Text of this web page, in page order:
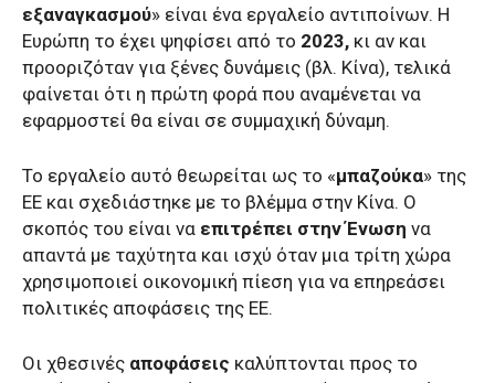
εξαναγκασμού» είναι ένα εργαλείο αντιποίνων. Η
Ευρώπη το έχει ψηφίσει από το 2023, κι αν και
προοριζόταν για ξένες δυνάμεις (βλ. Κίνα), τελικά
φαίνεται ότι η πρώτη φορά που αναμένεται να
εφαρμοστεί θα είναι σε συμμαχική δύναμη.
Το εργαλείο αυτό θεωρείται ως το «μπαζούκα» της
ΕΕ και σχεδιάστηκε με το βλέμμα στην Κίνα. Ο
σκοπός του είναι να επιτρέπει στην Ένωση να
απαντά με ταχύτητα και ισχύ όταν μια τρίτη χώρα
χρησιμοποιεί οικονομική πίεση για να επηρεάσει
πολιτικές αποφάσεις της ΕΕ.
Οι χθεσινές αποφάσεις καλύπτονται προς το